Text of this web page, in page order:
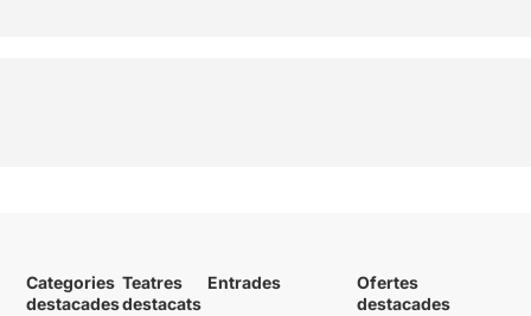
Categories
destacades
Teatres
destacats
Entrades
Ofertes
destacades